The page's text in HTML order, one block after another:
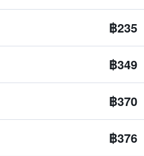
฿235
฿349
฿370
฿376